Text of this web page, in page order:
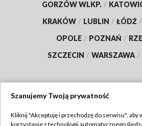
GORZÓW WLKP. /
KRAKÓW / LUBLIN / ŁÓDŹ /
OPOLE / POZNAŃ /
SZCZECIN / WARSZAWA /
Szanujemy Twoją prywatność
Kliknij "Akceptuję i przechodzę do serwisu", aby
korzystanie z technologii automatycznego